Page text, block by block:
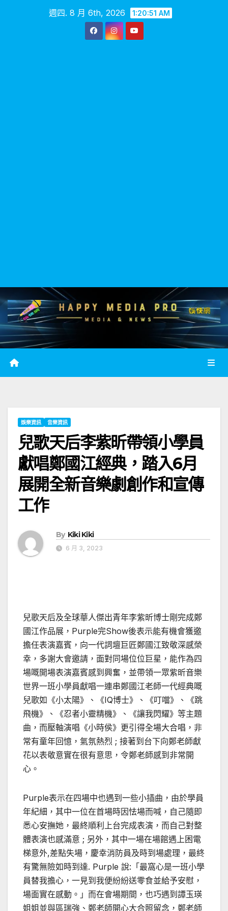
週四. 8 月 6th, 2026 1:20:52 AM
娛樂資訊 音樂資訊
兒歌天后李紫昕帶領小學員
獻唱鄭國江經典，踏入6月
展開全新音樂劇創作和宣傳
工作
By Kiki Kiki
6 月 3, 2023
兒歌天后及全球華人傑出青年李紫昕博士剛完成鄭
國江作品展，Purple完Show後表示能有機會獲邀
擔任表演嘉賓，向一代詞壇巨匠鄭國江致敬深感榮
幸，多謝大會邀請，面對同場位位巨星，能作為四
場嘅開場表演嘉賓感到興奮，並帶領一眾紫昕音樂
世界一班小學員獻唱一連串鄭國江老師一代經典嘅
兒歌如《小太陽》、《IQ博士》、《叮噹》、《跳
飛機》、《忍者小靈精機》、《讓我閃耀》等主題
曲，而壓軸演唱《小時侯》更引得全場大合唱，非
常有童年回憶，氣氛熱烈 ; 接著到台下向鄭老師獻
花以表敬意實在很有意思，令鄭老師感到非常開
心。
Purple表示在四場中也遇到一些小插曲，由於學員
年紀細，其中一位在首場時因怯場而喊，自己隨即
悉心安撫她，最終順利上台完成表演，而自己對整
體表演也感滿意 ; 另外，其中一場在場館遇上困電
梯意外,差點失場，慶幸消防員及時到場處理，最終
有驚無險如時到達. Purple 說:「最窩心是一班小學
員替我擔心，一見到我便紛紛送零食並給予安慰，
場面實在感動。」而在會場期間，也巧遇到譚玉瑛
姐姐並與區瑞強、鄭老師開心大合照留念，鄭老師